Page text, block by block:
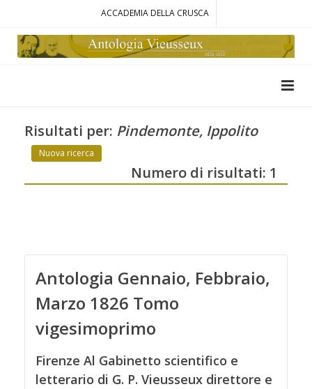
ACCADEMIA DELLA CRUSCA
Risultati per: Pindemonte, Ippolito
Nuova ricerca
Numero di risultati: 1
Antologia Gennaio, Febbraio,
Marzo 1826 Tomo
vigesimoprimo
Firenze Al Gabinetto scientifico e
letterario di G. P. Vieusseux direttore e